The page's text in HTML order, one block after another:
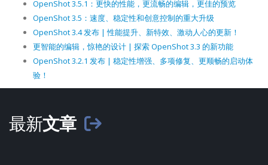
OpenShot 3.5.1：更快的性能，更流畅的编辑，更佳的预览
OpenShot 3.5：速度、稳定性和创意控制的重大升级
OpenShot 3.4 发布 | 性能提升、新特效、激动人心的更新！
更智能的编辑，惊艳的设计 | 探索 OpenShot 3.3 的新功能
OpenShot 3.2.1 发布 | 稳定性增强、多项修复、更顺畅的启动体
验！
最新文章